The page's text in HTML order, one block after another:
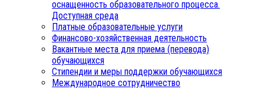
оснащенность образовательного процесса.
Доступная среда
Платные образовательные услуги
Финансово-хозяйственная деятельность
Вакантные места для приема (перевода)
обучающихся
Стипендии и меры поддержки обучающихся
Международное сотрудничество